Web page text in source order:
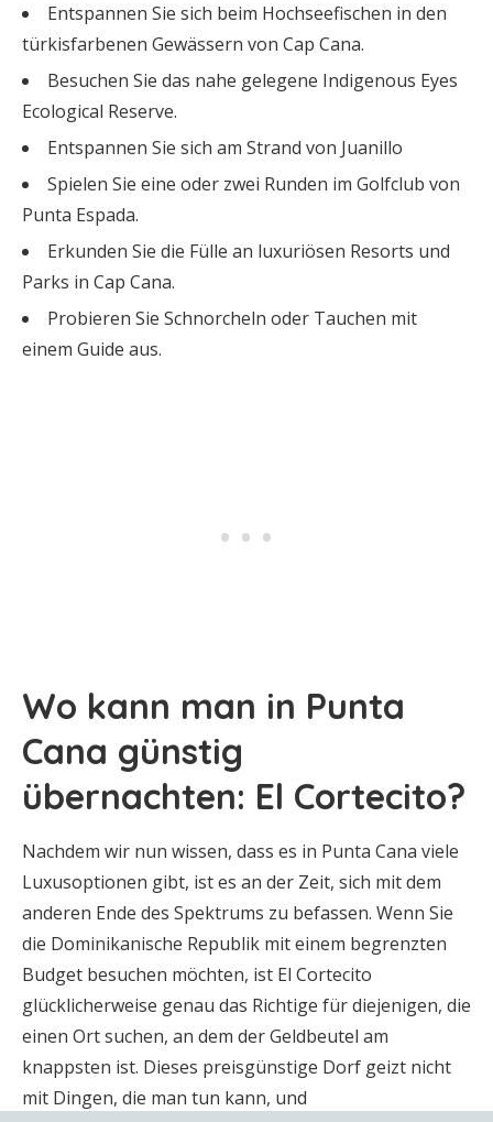
Entspannen Sie sich beim Hochseefischen in den
türkisfarbenen Gewässern von Cap Cana.
Besuchen Sie das nahe gelegene Indigenous Eyes
Ecological Reserve.
Entspannen Sie sich am Strand von Juanillo
Spielen Sie eine oder zwei Runden im Golfclub von
Punta Espada.
Erkunden Sie die Fülle an luxuriösen Resorts und
Parks in Cap Cana.
Probieren Sie Schnorcheln oder Tauchen mit
einem Guide aus.
Wo kann man in Punta
Cana günstig
übernachten: El Cortecito?
Nachdem wir nun wissen, dass es in Punta Cana viele
Luxusoptionen gibt, ist es an der Zeit, sich mit dem
anderen Ende des Spektrums zu befassen. Wenn Sie
die Dominikanische Republik mit einem begrenzten
Budget besuchen möchten, ist El Cortecito
glücklicherweise genau das Richtige für diejenigen, die
einen Ort suchen, an dem der Geldbeutel am
knappsten ist. Dieses preisgünstige Dorf geizt nicht
mit Dingen, die man tun kann, und